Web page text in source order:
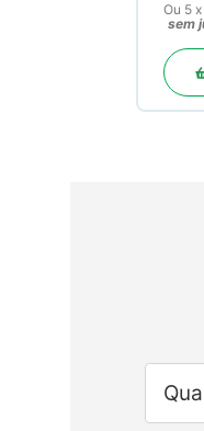
Ou 5 x
sem